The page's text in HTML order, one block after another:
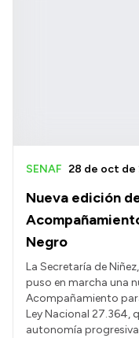
Nueva edición
Negro
SENAF 28 de oct de
La Secretaría de
puso en marcha una
Acompañamiento
Ley Nacional 27.364,
autonomía